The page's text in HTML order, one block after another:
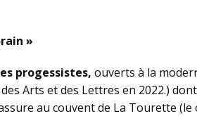
»
progessistes, ouverts à la
Arts et des Lettres en 2022.)
au couvent de La Tourette